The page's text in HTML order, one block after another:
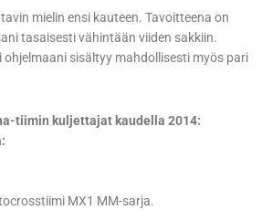
mielin ensi kauteen. Tavoitteena on
tasaisesti vähintään viiden sakkiin.
ohjelmaani sisältyy mahdollisesti myös pari
tiimin kuljettajat kaudella 2014:
MX1 MM-sarja.